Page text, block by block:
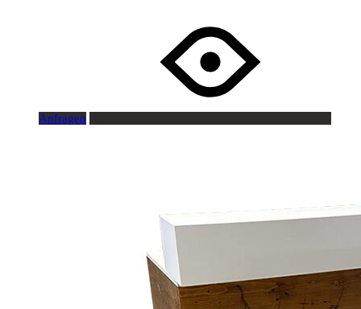
Anfragen